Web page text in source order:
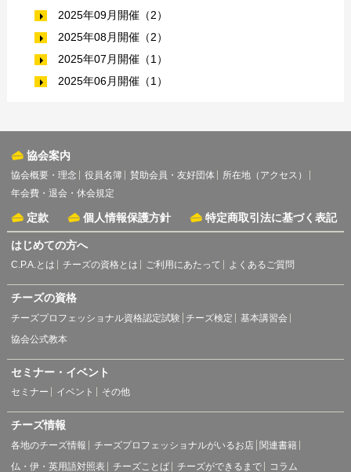
2025年09月開催（2）
2025年08月開催（2）
2025年07月開催（1）
2025年06月開催（1）
協会案内
協会概要・理念 役員名簿 賛助会員・友好団体
所在地（アクセス）
年会費・退会・休会規定
定款 個人情報保護方針 特定商取引法に基づく表記
はじめての方へ
C.P.A.とは チーズの資格とは ご利用にあたって よくあるご質問
チーズの資格
チーズプロフェッショナル資格認定試験 チーズ検定
基本講習会
協会公式教本
セミナー・イベント
セミナー イベント その他
チーズ情報
各地のチーズ情報 チーズプロフェッショナルがいるお店 関連書籍
仏・伊・英用語対照表
チーズことば チーズができるまで コラム